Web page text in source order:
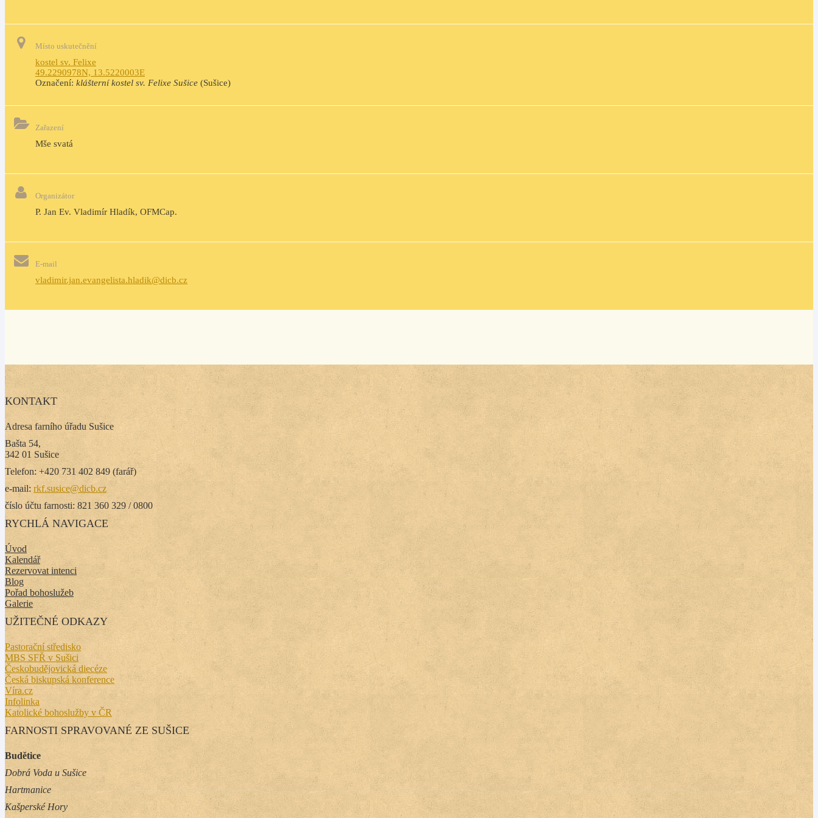
Místo uskutečnění
kostel sv. Felixe
49.2290978N, 13.5220003E
Označení: klášterní kostel sv. Felixe Sušice (Sušice)
Zařazení
Mše svatá
Organizátor
P. Jan Ev. Vladimír Hladík, OFMCap.
E-mail
vladimir.jan.evangelista.hladik@dicb.cz
KONTAKT
Adresa farního úřadu Sušice
Bašta 54,
342 01 Sušice
Telefon: +420 731 402 849 (farář)
e-mail: rkf.susice@dicb.cz
číslo účtu farnosti: 821 360 329 / 0800
RYCHLÁ NAVIGACE
Úvod
Kalendář
Rezervovat intenci
Blog
Pořad bohoslužeb
Galerie
UŽITEČNÉ ODKAZY
Pastorační středisko
MBS SFŘ v Sušici
Českobudějovická diecéze
Česká biskupská konference
Víra.cz
Infolinka
Katolické bohoslužby v ČR
FARNOSTI SPRAVOVANÉ ZE SUŠICE
Budětice
Dobrá Voda u Sušice
Hartmanice
Kašperské Hory